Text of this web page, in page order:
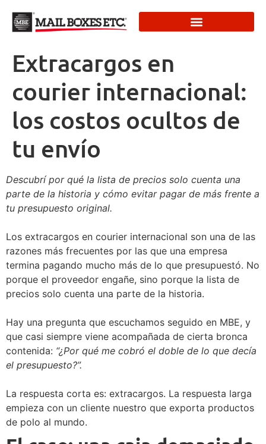
Extracargos en
courier internacional:
los costos ocultos de
tu envío
Descubrí por qué la lista de precios solo cuenta una
parte de la historia y cómo evitar pagar de más frente a
tu presupuesto original.
Los extracargos en courier internacional son una de las
razones más frecuentes por las que una empresa
termina pagando mucho más de lo que presupuestó. No
porque el proveedor engañe, sino porque la lista de
precios solo cuenta una parte de la historia.
Hay una pregunta que escuchamos seguido en MBE, y
que casi siempre viene acompañada de cierta bronca
contenida: “¿Por qué me cobró el doble de lo que decía
el presupuesto?”.
La respuesta corta es: extracargos. La respuesta larga
empieza con un cliente nuestro que exporta productos
de polo al mundo.